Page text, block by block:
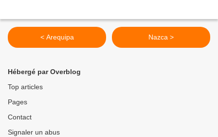
< Arequipa Nazca >
Hébergé par Overblog
Top articles
Pages
Contact
Signaler un abus